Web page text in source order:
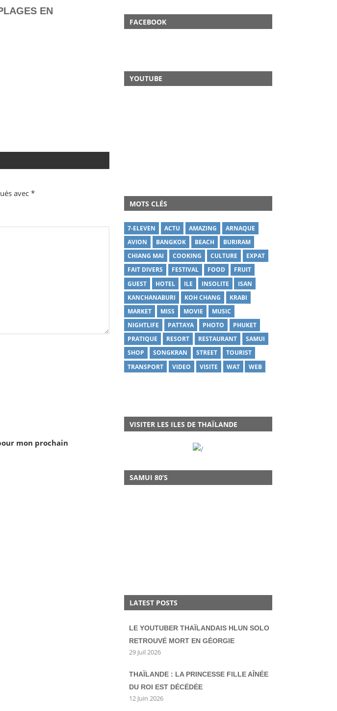
EN
avec *
mon prochain
FACEBOOK
YOUTUBE
MOTS CLÉS
7-ELEVEN ACTU AMAZING
ARNAQUE
AVION
BANGKOK BEACH
BURIRAM
CHIANG MAI
COOKING CULTURE
EXPAT
FAIT DIVERS
FESTIVAL FOOD
FRUIT
GUEST
HOTEL ILE INSOLITE
ISAN
KANCHANABURI
KOH CHANG
KRABI
MARKET
MISS MOVIE
MUSIC
NIGHTLIFE
PATTAYA PHOTO
PHUKET
PRATIQUE
RESORT RESTAURANT
SAMUI
SHOP
SONGKRAN STREET
TOURIST
TRANSPORT
VIDEO VISITE WAT WEB
VISITER LES ILES DE THAÏLANDE
SAMUI 80’S
LATEST POSTS
LE YOUTUBER THAÏLANDAIS HLUN SOLO
RETROUVÉ MORT EN GÉORGIE
29 Juil 2026
THAÏLANDE : LA PRINCESSE FILLE AÎNÉE
DU ROI EST DÉCÉDÉE
12 Juin 2026